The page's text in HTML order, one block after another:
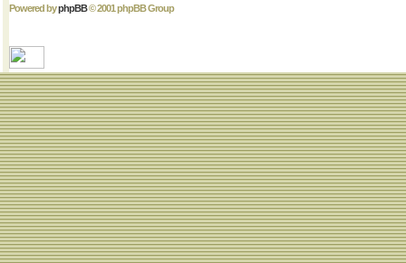
Powered byphpBB© 2001 phpBB Group